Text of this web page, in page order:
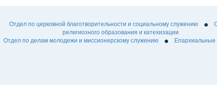
Отдел по церковной благотворительности и социальному служению
религиозного образования и катехизации
Отдел по делам молодежи и миссионерскому служению